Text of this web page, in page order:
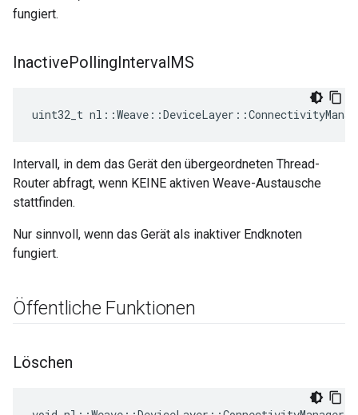
fungiert.
InactivePollingIntervalMS
uint32_t
Intervall, in dem das Gerät den übergeordneten Thread-
Router abfragt, wenn KEINE aktiven Weave-Austausche
stattfinden.
Nur sinnvoll, wenn das Gerät als inaktiver Endknoten
fungiert.
Öffentliche Funktionen
Löschen